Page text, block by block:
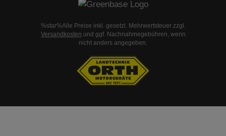
%star%Alle Preise inkl. gesetzl. Mehrwertsteuer zzgl.
Versandkosten und ggf. Nachnahmegebühren, wenn
nicht anders angegeben.